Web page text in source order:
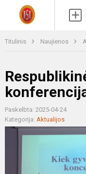
Titulinis Naujienos
Paskelbta: 2025-04-24
Kategorija: Aktualijos